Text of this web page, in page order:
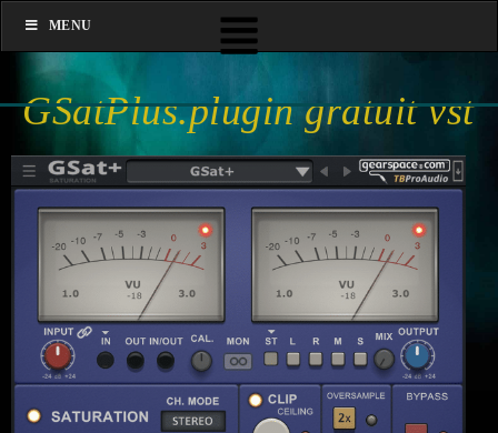
GSatPlus.plugin gratuit vst
MENU